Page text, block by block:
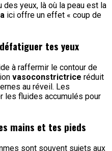
des yeux, là où la peau est la
ici offre un effet « coup de
tes yeux
à raffermir le contour de
vasoconstrictrice réduit
au réveil. Les
les fluides accumulés pour
mains et tes pieds
sont souvent sujets aux